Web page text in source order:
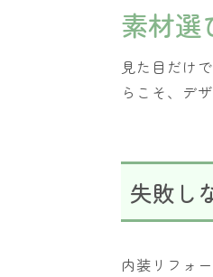
素材選
見た目だけ
らこそ、デ
失敗し
内装リフォ